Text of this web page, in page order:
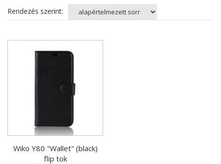
Rendezés szerint:
Wiko Y80 "Wallet" (black)
flip tok